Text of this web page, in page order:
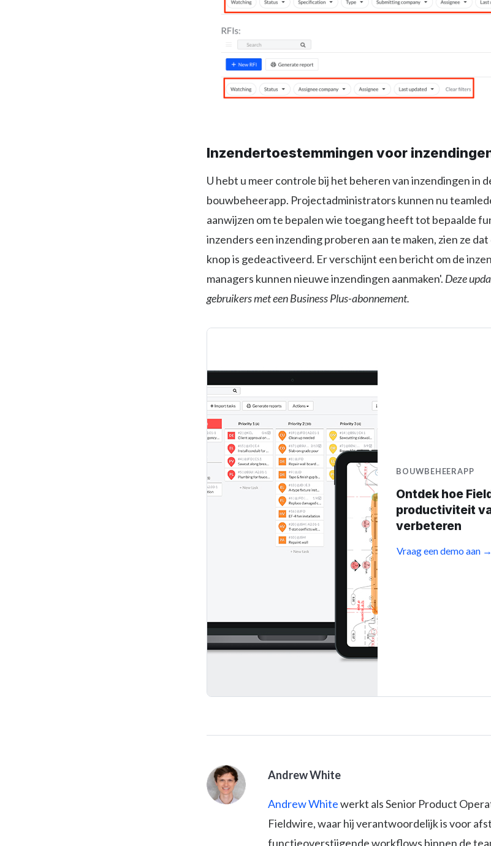
Inzendertoestemmingen voor
U hebt u meer controle bij het beheren van inzendingen in
bouwbeheerapp. Projectadministrators kunnen nu
aanwijzen om te bepalen wie toegang heeft tot bepaalde
inzenders een inzending proberen aan te maken, zien ze
knop is gedeactiveerd. Er verschijnt een bericht om de
managers kunnen nieuwe inzendingen aanmaken'. Deze
gebruikers met een Business Plus-abonnement.
BOUWBEHEERAPP
Ontdek hoe
productiviteit
verbeteren
Vraag een demo aan →
Andrew White
Andrew Whitewerkt als Senior Product
Fieldwire, waar hij verantwoordelijk is voor
functieoverstijgende workflows binnen de